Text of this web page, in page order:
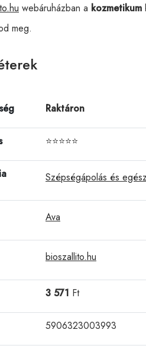
webáruházban a kozmetikum
meg.
Raktáron
⭐⭐⭐⭐⭐
Szépségápolás és
Ava
bioszallito.hu
3 571 Ft
5906323003993